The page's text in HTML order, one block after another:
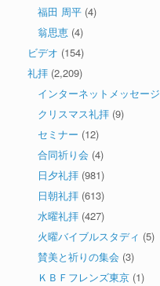
福田 周平 (4)
翁思恵 (4)
ビデオ (154)
礼拝 (2,209)
インターネットメッセージ
クリスマス礼拝 (9)
セミナー (12)
合同祈り会 (4)
日夕礼拝 (981)
日朝礼拝 (613)
水曜礼拝 (427)
火曜バイブルスタディ (5)
賛美と祈りの集会 (3)
ＫＢＦフレンズ東京 (1)